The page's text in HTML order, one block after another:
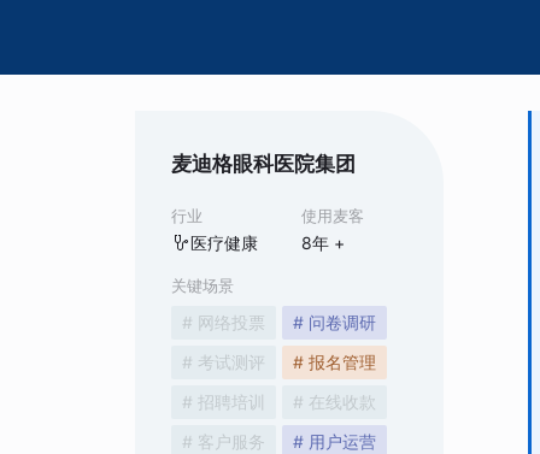
麦迪格眼科医院集团
行业
医疗健康
使用麦客
8年 +
关键场景
# 网络投票
# 问卷调研
# 考试测评
# 报名管理
# 招聘培训
# 在线收款
# 客户服务
# 用户运营